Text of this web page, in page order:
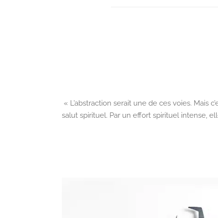
« L’abstraction serait une de ces voies. Mais
salut spirituel. Par un effort spirituel intense,